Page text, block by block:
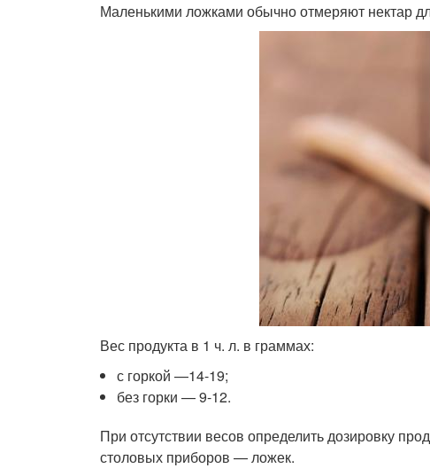
Маленькими ложками обычно отмеряют нектар
Вес продукта в 1 ч. л. в граммах:
с горкой —14-19;
без горки — 9-12.
При отсутствии весов определить дозировку
столовых приборов — ложек.